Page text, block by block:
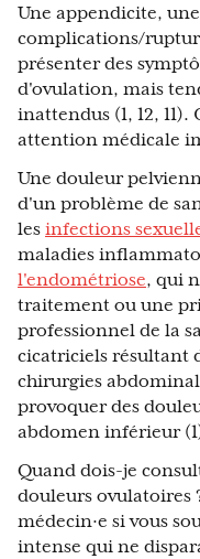
Une appendicite, une
complications/
présenter des
d'ovulation, mais
inattendus (1, 12,
attention médicale
Une douleur
d'un problème de
les infections
maladies
l'endométriose, qui
traitement ou une
professionnel de la
cicatriciels résultant
chirurgies
provoquer des
abdomen inférieur
Quand dois-je
douleurs ovulatoires
médecin·e si vous
intense qui ne